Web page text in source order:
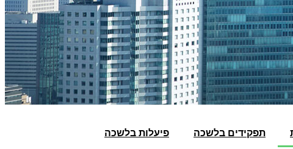
תפקידים בלשכה פיעלות בלשכה